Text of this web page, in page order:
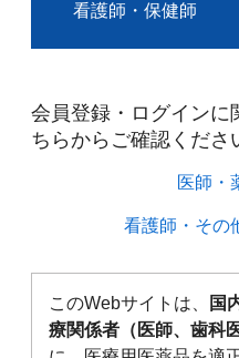
看護師・保健師
会員登録・ログインに
ちらからご確認くださ
医師・
看護師・その
このWebサイトは、
国
療関係者（医師、歯科